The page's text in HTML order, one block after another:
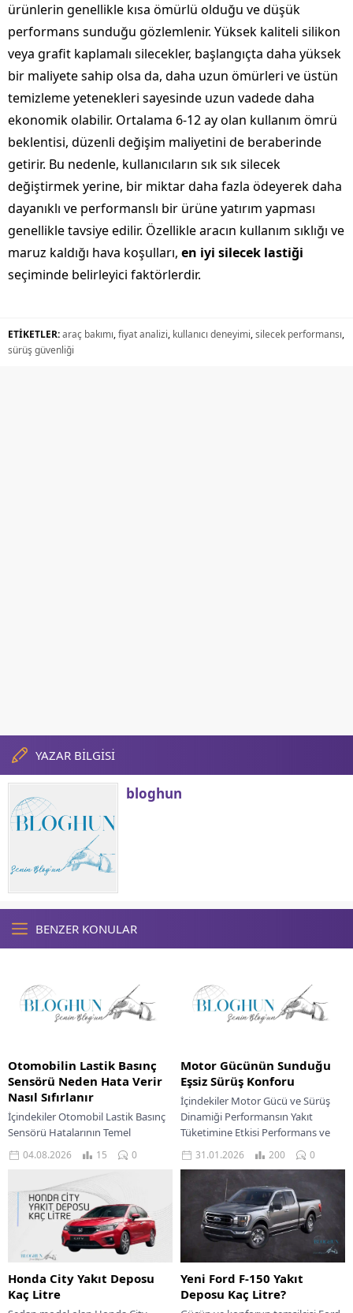
ürünlerin genellikle kısa ömürlü olduğu ve düşük
performans sunduğu gözlemlenir. Yüksek kaliteli silikon
veya grafit kaplamalı silecekler, başlangıçta daha yüksek
bir maliyete sahip olsa da, daha uzun ömürleri ve üstün
temizleme yetenekleri sayesinde uzun vadede daha
ekonomik olabilir. Ortalama 6-12 ay olan kullanım ömrü
beklentisi, düzenli değişim maliyetini de beraberinde
getirir. Bu nedenle, kullanıcıların sık sık silecek
değiştirmek yerine, bir miktar daha fazla ödeyerek daha
dayanıklı ve performanslı bir ürüne yatırım yapması
genellikle tavsiye edilir. Özellikle aracın kullanım sıklığı ve
maruz kaldığı hava koşulları, en iyi silecek lastiği
seçiminde belirleyici faktörlerdir.
ETİKETLER:araç bakımı,fiyat analizi, kullanıcı deneyimi,silecek performansı,
sürüş güvenliği
YAZAR BİLGİSİ
bloghun
BENZER KONULAR
Otomobilin Lastik Basınç
Sensörü Neden Hata Verir
Nasıl Sıfırlanır
İçindekiler Otomobil Lastik Basınç
Sensörü Hatalarının Temel
Sebepleri Lastik Basınç Sensörü
Teknik Özellikleri Lastik Basınç
Sensörleri Kullanıcı Deneyimi Sürüş
Dinamikleri...
04.08.2026 15 0
Motor Gücünün Sunduğu
Eşsiz Sürüş Konforu
İçindekiler Motor Gücü ve Sürüş
Dinamiği Performansın Yakıt
Tüketimine Etkisi Performans ve
Yakıt Verimliliğinin Mükemmel
Dengesi Güçlü Bir Motorun Sürüş...
31.01.2026 200 0
Honda City Yakıt Deposu
Kaç Litre
Yeni Ford F-150 Yakıt
Deposu Kaç Litre?